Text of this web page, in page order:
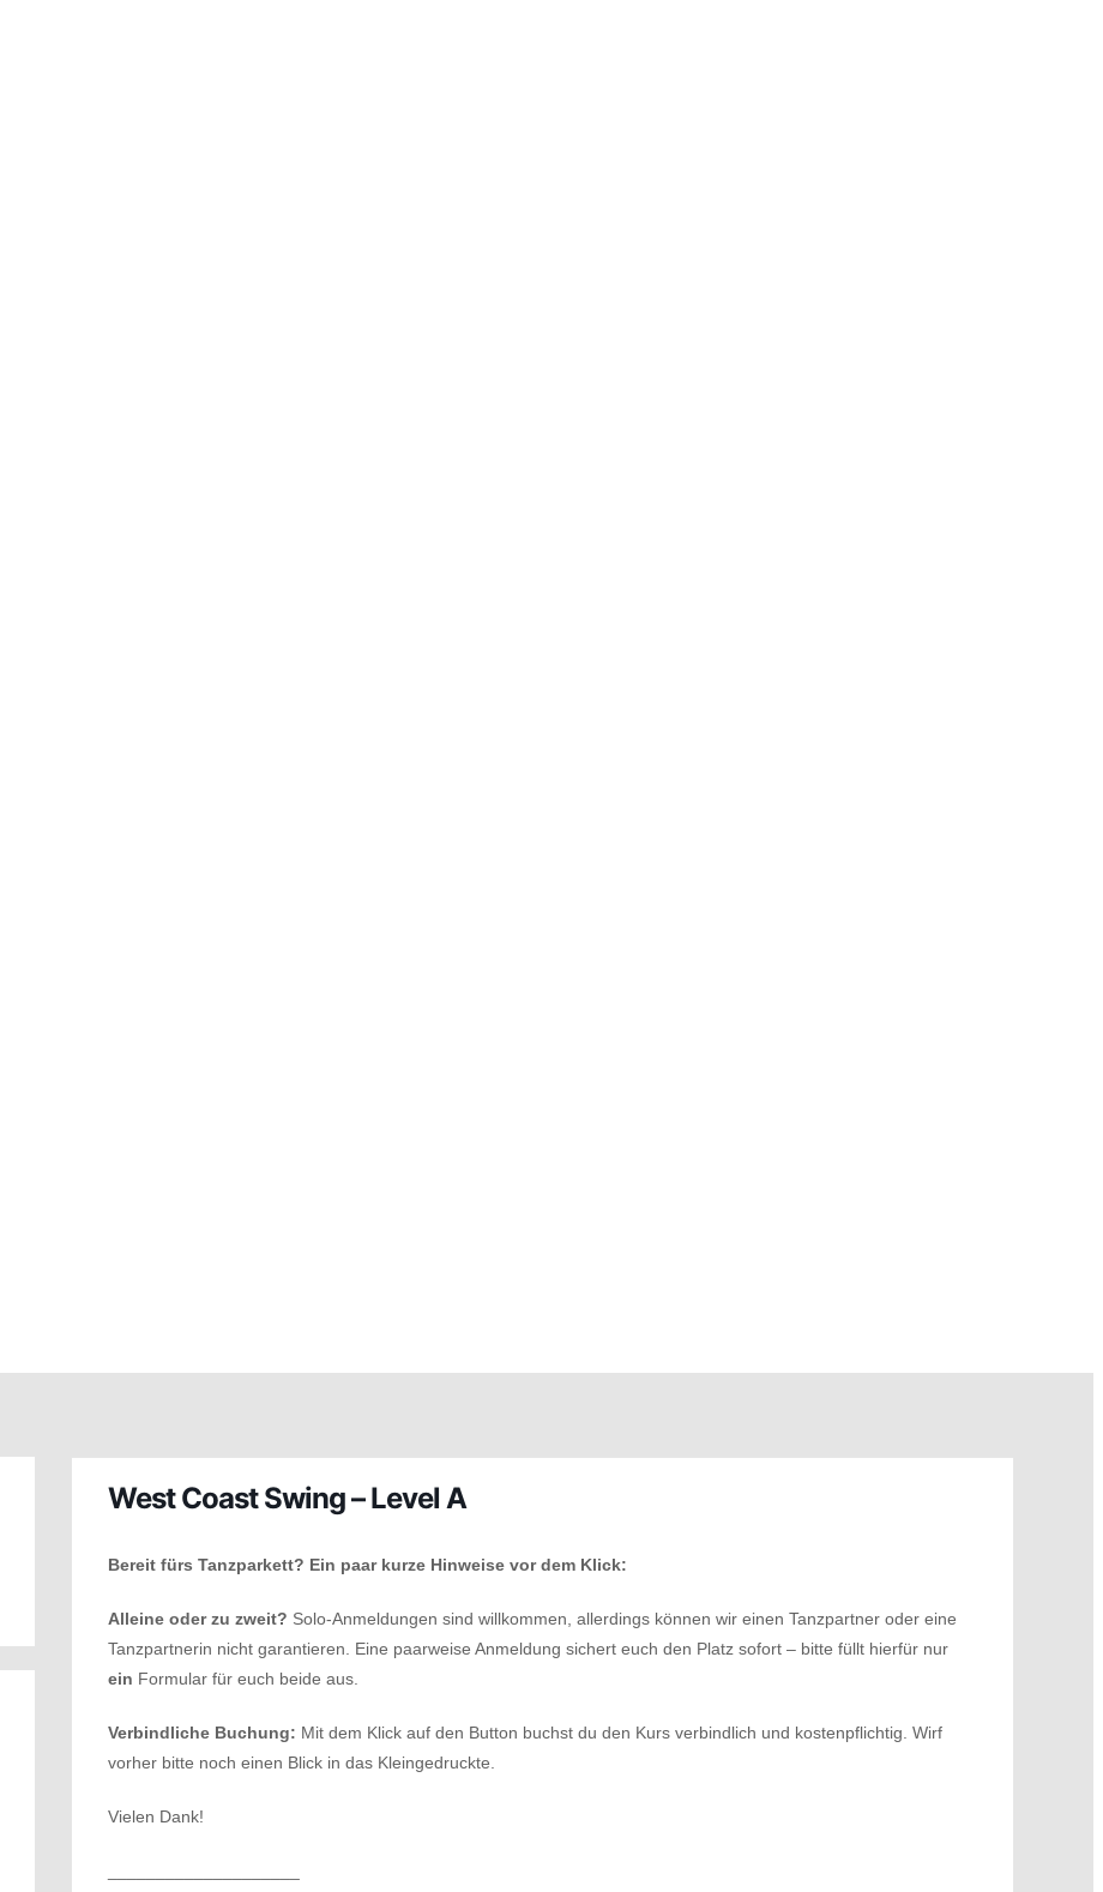
West Coast Swing – Level A
Bereit fürs Tanzparkett? Ein paar kurze Hinweise vor dem Klick:
Alleine oder zu zweit? Solo-Anmeldungen sind willkommen, allerdings können wir einen Tanzpartner oder eine
Tanzpartnerin nicht garantieren. Eine paarweise Anmeldung sichert euch den Platz sofort – bitte füllt hierfür nur
ein Formular für euch beide aus.
Verbindliche Buchung: Mit dem Klick auf den Button buchst du den Kurs verbindlich und kostenpflichtig. Wirf
vorher bitte noch einen Blick in das Kleingedruckte.
Vielen Dank!